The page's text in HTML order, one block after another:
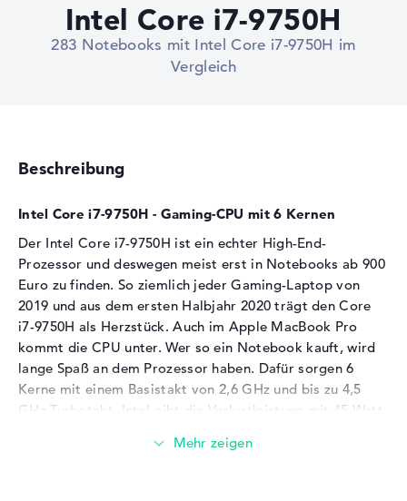
Deals
Intel Core i7-9750H
283 Notebooks mit Intel Core i7-9750H im
Vergleich
Beschreibung
Intel Core i7-9750H - Gaming-CPU mit 6 Kernen
Der Intel Core i7-9750H ist ein echter High-End-
Prozessor und deswegen meist erst in Notebooks ab 900
Euro zu finden. So ziemlich jeder Gaming-Laptop von
2019 und aus dem ersten Halbjahr 2020 trägt den Core
i7-9750H als Herzstück. Auch im Apple MacBook Pro
kommt die CPU unter. Wer so ein Notebook kauft, wird
lange Spaß an dem Prozessor haben. Dafür sorgen 6
Kerne mit einem Basistakt von 2,6 GHz und bis zu 4,5
GHz Turbotakt. Intel gibt die Verlustleistung mit 45 Watt
Kühlung. Der i7-9750H gehört zur 9. Generation der